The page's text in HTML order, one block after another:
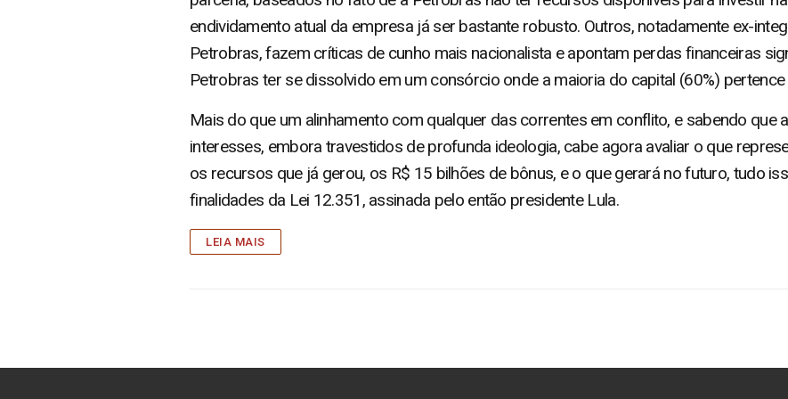
endividamento atual da empresa já ser bastante robusto. Outros, notadamente ex-
Petrobras, fazem críticas de cunho mais nacionalista e apontam perdas financeiras
Petrobras ter se dissolvido em um consórcio onde a maioria do capital (60%)
Mais do que um alinhamento com qualquer das correntes em conflito, e sabendo que
interesses, embora travestidos de profunda ideologia, cabe agora avaliar o que
os recursos que já gerou, os R$ 15 bilhões de bônus, e o que gerará no futuro, tudo
finalidades da Lei 12.351, assinada pelo então presidente Lula.
LEIA MAIS